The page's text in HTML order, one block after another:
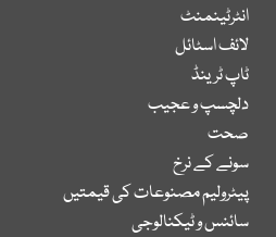
انٹرٹینمنٹ
لائف اسٹائل
ٹاپ ٹرینڈ
دلچسپ و عجیب
صحت
سونے کے نرخ
پیٹرولیم مصنوعات کی قیمتیں
سائنس و ٹیکنالوجی